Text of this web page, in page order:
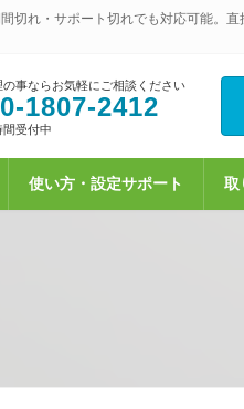
切れ・サポート切れでも対応可能。直
の事ならお気軽にご相談ください
1807-2412
間受付中
使い方・設定サポート 取